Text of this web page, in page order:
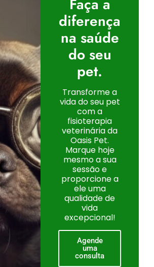
Faça a
diferença
na saúde
do seu
pet.
Transforme a
vida do seu pet
com a
fisioterapia
veterinária da
Oasis Pet.
Marque hoje
mesmo a sua
sessão e
proporcione a
ele uma
qualidade de
vida
excepcional!
Agende
uma
consulta